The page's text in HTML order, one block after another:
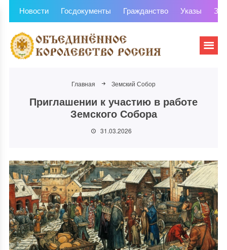
Новости Госдокументы Гражданство Указы
Главная Земский Собор
Приглашении к участию в работе
Земского Собора
31.03.2026